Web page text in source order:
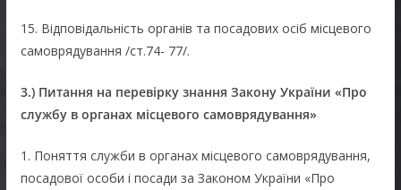
15. Відповідальність органів та посадових осіб місцевого
самоврядування /ст.74- 77/.
3.) Питання на перевірку знання Закону України «Про
службу в органах місцевого самоврядування»
1. Поняття служби в органах місцевого самоврядування,
посадової особи і посади за Законом України «Про